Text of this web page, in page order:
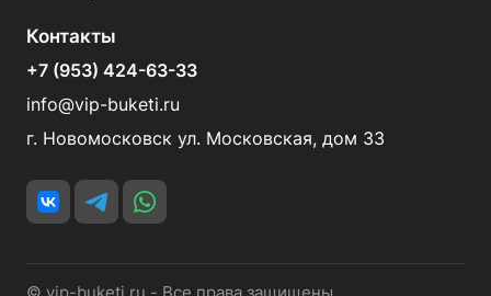
Контакты
+7 (953) 424-63-33
info@vip-buketi.ru
г. Новомосковск ул. Московская, дом 33